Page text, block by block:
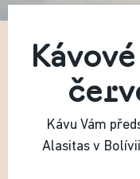
Kávu Vám
Alasitas v